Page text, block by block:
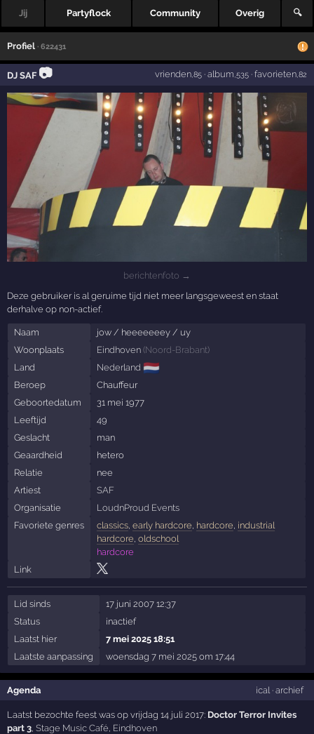
Jij Partyflock Community Overig 🔍
Profiel · 622431
DJ SAF 📷 vrienden,85· album ,535· favorieten,82
berichtenfoto →
Deze gebruiker is al geruime tijd niet meer langsgeweest en staat
derhalve op non-actief.
Naam
jow / heeeeeeey / uy
Woonplaats
Eindhoven (Noord-Brabant)
Land
Nederland 🇳🇱
Beroep
Chauffeur
Geboortedatum
31 mei 1977
Leeftijd
49
Geslacht
man
Geaardheid
hetero
Relatie
nee
Artiest
SAF
Organisatie
LoudnProud Events
Favoriete genres
classics, early hardcore, hardcore, industrial
hardcore, oldschool
hardcore
Link
Lid sinds
17 juni 2007 12:37
Status
inactief
Laatst hier
7 mei 2025 18:51
Laatste aanpassing
woensdag 7 mei 2025 om 17:44
Agenda ical· archief
Laatst bezochte feest was op vrijdag 14 juli 2017: Doctor Terror Invites
part 3 ,Stage Music Café Eindhoven